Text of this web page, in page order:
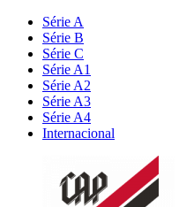
Série A
Série B
Série C
Série A1
Série A2
Série A3
Série A4
Internacional